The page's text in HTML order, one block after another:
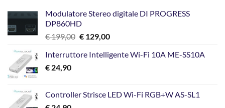
Modulatore Stereo digitale DI PROGRESS
DP860HD
€199,00 Il
originale
€129,00Il
attuale
Interruttore Intelligente Wi-Fi 10A ME-SS10A
€ 24,90
Controller Strisce LED Wi-Fi RGB+W AS-SL1